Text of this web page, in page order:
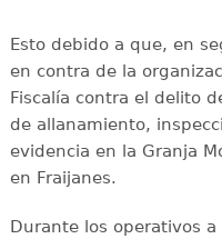
Esto debido a que, en
en contra de la
Fiscalía contra el delito
de allanamiento,
evidencia en la Granja
en Fraijanes.
Durante los operativos